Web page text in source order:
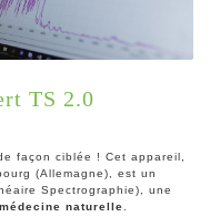
TS 2.0
façon ciblée ! Cet appareil,
(Allemagne), est un
Spectrographie), une
naturelle